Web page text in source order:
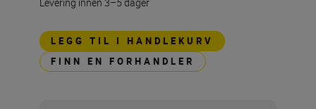
LEGG TIL I HANDLEKURV
FINN EN FORHANDLER